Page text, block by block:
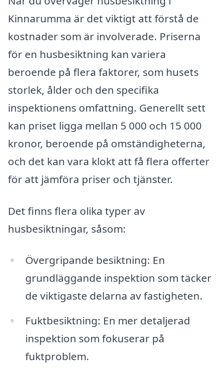
Kinnarumma är det viktigt att förstå de
kostnader som är involverade. Priserna
för en husbesiktning kan variera
beroende på flera faktorer, som husets
storlek, ålder och den specifika
inspektionens omfattning. Generellt sett
kan priset ligga mellan 5 000 och 15 000
kronor, beroende på omständigheterna,
och det kan vara klokt att få flera offerter
för att jämföra priser och tjänster.
Det finns flera olika typer av
husbesiktningar, såsom:
Övergripande besiktning: En
grundläggande inspektion som täcker
de viktigaste delarna av fastigheten.
Fuktbesiktning: En mer detaljerad
inspektion som fokuserar på
fuktproblem.